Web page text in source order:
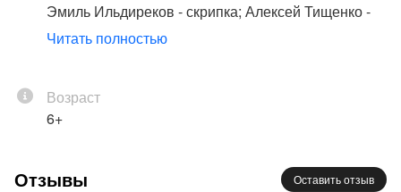
Эмиль Ильдиреков - скрипка; Алексей Тищенко -
скрипка;Ирина Рюмина
вальса для фортепиано;
скрипки соло;
соло (обработка Л. Ауэра для скрипки и
Читать полностью
Возраст
6+
Отзывы Оставить отзыв